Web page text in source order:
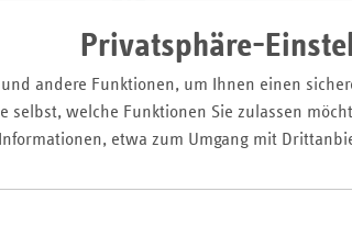
Privatsphäre-
und andere Funktionen, um Ihnen einen
selbst, welche Funktionen Sie zulassen
etwa zum Umgang mit
Element